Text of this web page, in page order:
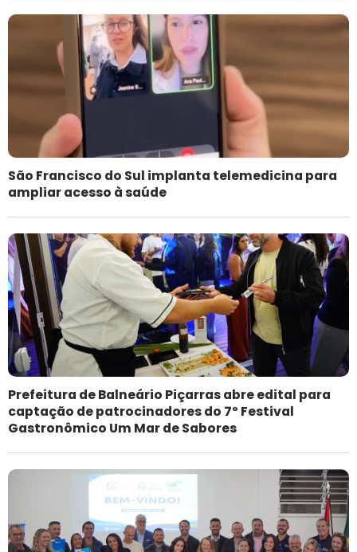
São Francisco do Sul implanta telemedicina para
ampliar acesso à saúde
Prefeitura de Balneário Piçarras abre edital para
captação de patrocinadores do 7º Festival
Gastronômico Um Mar de Sabores